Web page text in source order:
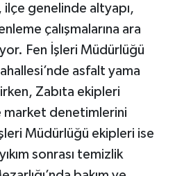
genelinde altyapı,
çalışmalarına ara
Fen İşleri Müdürlüğü
asfalt yama
Zabıta ekipleri
market denetimlerini
Müdürlüğü ekipleri ise
sonrası temizlik